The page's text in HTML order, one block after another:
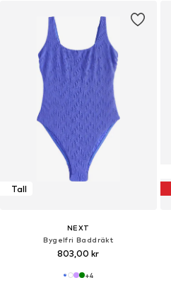
Tall
NEXT
Bygelfri Baddräkt
803,00 kr
+4